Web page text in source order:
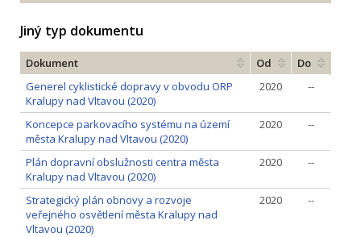
Jiný typ dokumentu
Dokument Od
Do
Generel cyklistické dopravy v obvodu ORP
Kralupy nad Vltavou (2020)
2020 --
Koncepce parkovacího systému na území
města Kralupy nad Vltavou (2020)
2020 --
Plán dopravní obslužnosti centra města
Kralupy nad Vltavou (2020)
2020 --
Strategický plán obnovy a rozvoje
veřejného osvětlení města Kralupy nad
Vltavou (2020)
2020 --